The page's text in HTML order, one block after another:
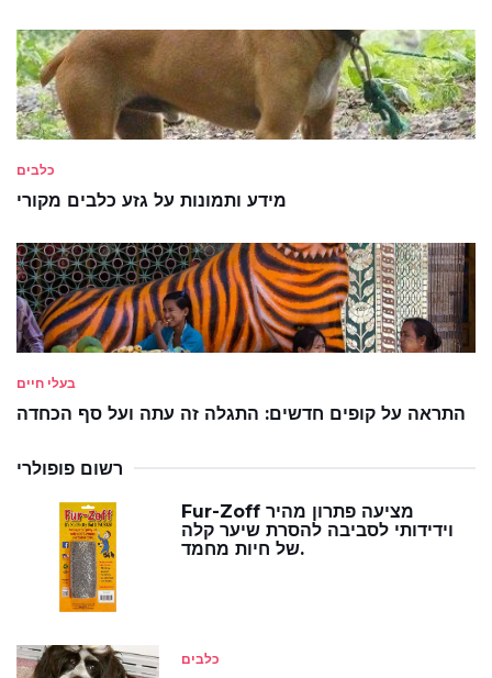
כלבים
מידע ותמונות על גזע כלבים מקורי
בעלי חיים
התראה על קופים חדשים: התגלה זה עתה ועל סף הכחדה
רשום פופולרי
Fur-Zoff מציעה פתרון מהיר
וידידותי לסביבה להסרת שיער קלה
של חיות מחמד.
כלבים